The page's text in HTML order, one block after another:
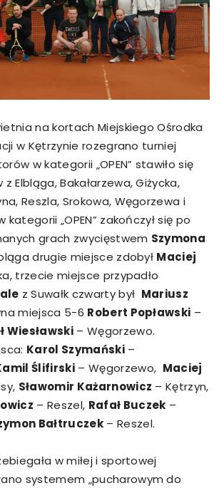
na kortach Miejskiego Ośrodka
w Kętrzynie rozegrano turniej
w kategorii „OPEN” stawiło się
Elbląga, Bakałarzewa, Giżycka,
Reszla, Srokowa, Węgorzewa i
kategorii „OPEN” zakończył się po
grach zwycięstwem Szymona
drugie miejsce zdobył Maciej
trzecie miejsce przypadło
z Suwałk czwarty był Mariusz
miejsca 5-6 Robert Popławski –
Wiesławski – Węgorzewo.
Karol Szymański–
Ślifirski– Węgorzewo, Maciej
Sławomir Każarnowicz – Kętrzyn,
– Reszel, Rafał Buczek –
Bałtruczek– Reszel.
w miłej i sportowej
systemem „pucharowym do